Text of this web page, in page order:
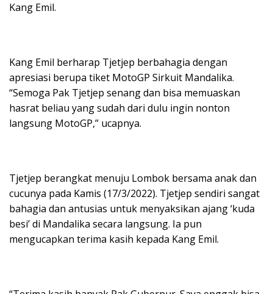
Kang Emil.
Kang Emil berharap Tjetjep berbahagia dengan
apresiasi berupa tiket MotoGP Sirkuit Mandalika.
“Semoga Pak Tjetjep senang dan bisa memuaskan
hasrat beliau yang sudah dari dulu ingin nonton
langsung MotoGP,” ucapnya.
Tjetjep berangkat menuju Lombok bersama anak dan
cucunya pada Kamis (17/3/2022). Tjetjep sendiri sangat
bahagia dan antusias untuk menyaksikan ajang ‘kuda
besi’ di Mandalika secara langsung. Ia pun
mengucapkan terima kasih kepada Kang Emil.